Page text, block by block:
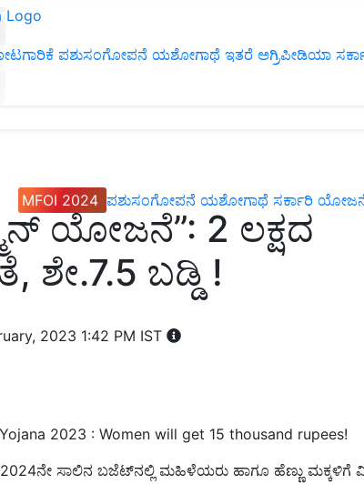
ಪಶುಸಂಗೋಪನೆ ಯಶೋಗಾಥೆ ಇತರೆ ಅಗ್ರಿಪೀಡಿಯಾ
MFOI 2024 ಪಶುಸಂಗೋಪನೆ ಯಶೋಗಾಥೆ ಸರ್ಕಾರಿ
ಯೋಜನೆ”: 2 ಲಕ್ಷದ
ಬಡ್ಡಿ !
2023 1:42 PM IST
2023 : Women will get 15 thousand rupees!
ಸಾಲಿನ ಬಜೆಟ್‌ನಲ್ಲಿ ಮಹಿಳೆಯರು ಹಾಗೂ ಹೆಣ್ಣು ಮಕ್ಕಳಿಗೆ